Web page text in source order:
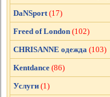
DaNSport (17)
Freed of London (102)
CHRISANNE одежда (103)
Kentdance (86)
Услуги (1)